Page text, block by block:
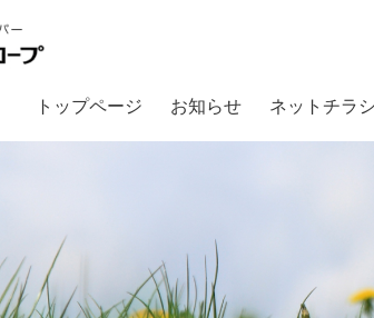
トップページ お知らせ ネットチラシ
【店舗からのお知らせ】毎日開催！午後3時からは夕方タイムサー